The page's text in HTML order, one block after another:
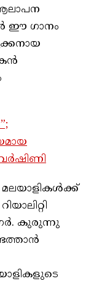
ഈ ഗാനം
കുരുന്നു